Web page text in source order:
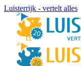
Luisterrijk - vertelt alles